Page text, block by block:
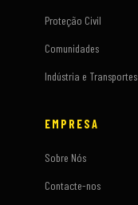
Proteção Civil
Comunidades
Indústria e Transportes
EMPRESA
Sobre Nós
Contacte-nos